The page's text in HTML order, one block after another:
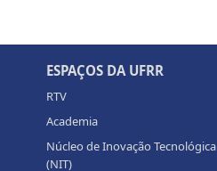
ESPAÇOS DA UFRR
RTV
Academia
Núcleo de Inovação Tecnológica
(NIT)